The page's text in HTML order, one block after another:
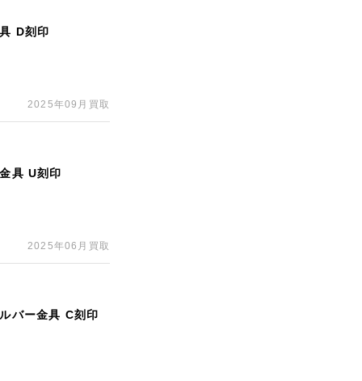
D刻印
2025年09月買取
具 U刻印
2025年06月買取
バー金具 C刻印